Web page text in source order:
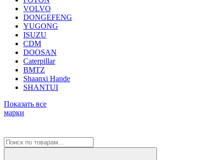
VOLVO
DONGEFENG
YUGONG
ISUZU
CDM
DOOSAN
Caterpillar
BMTZ
Shaanxi Hande
SHANTUI
Показать все
марки